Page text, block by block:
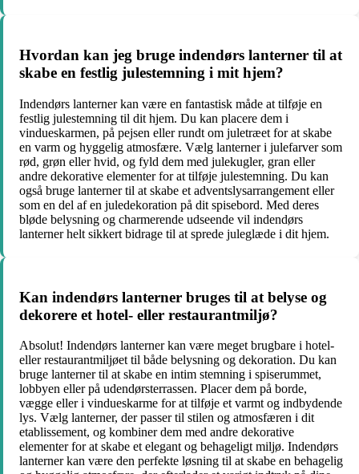
Hvordan kan jeg bruge indendørs lanterner til at
skabe en festlig julestemning i mit hjem?
Indendørs lanterner kan være en fantastisk måde at tilføje en
festlig julestemning til dit hjem. Du kan placere dem i
vindueskarmen, på pejsen eller rundt om juletræet for at skabe
en varm og hyggelig atmosfære. Vælg lanterner i julefarver som
rød, grøn eller hvid, og fyld dem med julekugler, gran eller
andre dekorative elementer for at tilføje julestemning. Du kan
også bruge lanterner til at skabe et adventslysarrangement eller
som en del af en juledekoration på dit spisebord. Med deres
bløde belysning og charmerende udseende vil indendørs
lanterner helt sikkert bidrage til at sprede juleglæde i dit hjem.
Kan indendørs lanterner bruges til at belyse og
dekorere et hotel- eller restaurantmiljø?
Absolut! Indendørs lanterner kan være meget brugbare i hotel-
eller restaurantmiljøet til både belysning og dekoration. Du kan
bruge lanterner til at skabe en intim stemning i spiserummet,
lobbyen eller på udendørsterrassen. Placer dem på borde,
vægge eller i vindueskarme for at tilføje et varmt og indbydende
lys. Vælg lanterner, der passer til stilen og atmosfæren i dit
etablissement, og kombiner dem med andre dekorative
elementer for at skabe et elegant og behageligt miljø. Indendørs
lanterner kan være den perfekte løsning til at skabe en behagelig